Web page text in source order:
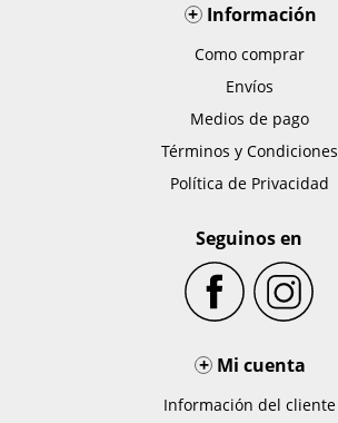
+Información
Como comprar
Envíos
Medios de pago
Términos y Condiciones
Política de Privacidad
Seguinos en
+ Mi cuenta
Información del cliente